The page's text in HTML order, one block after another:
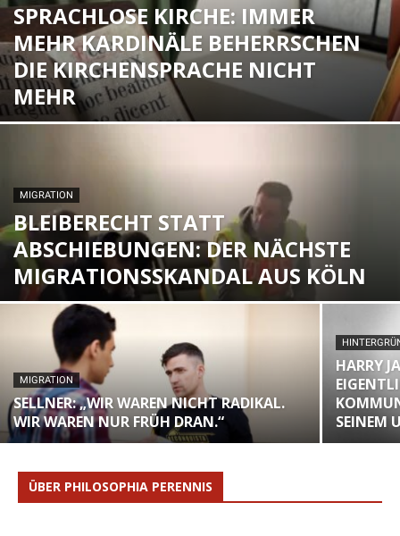
SPRACHLOSE KIRCHE: IMMER
MEHR KARDINÄLE BEHERRSCHEN
DIE KIRCHENSPRACHE NICHT
MEHR
MIGRATION
BLEIBERECHT STATT
ABSCHIEBUNGEN: DER NÄCHSTE
MIGRATIONSSKANDAL AUS KÖLN
MIGRATION
SELLNER: „WIR WAREN NICHT RADIKAL.
WIR WAREN NUR FRÜH DRAN.“
HARRY
SEINEM
ÜBER PHILOSOPHIA PERENNIS